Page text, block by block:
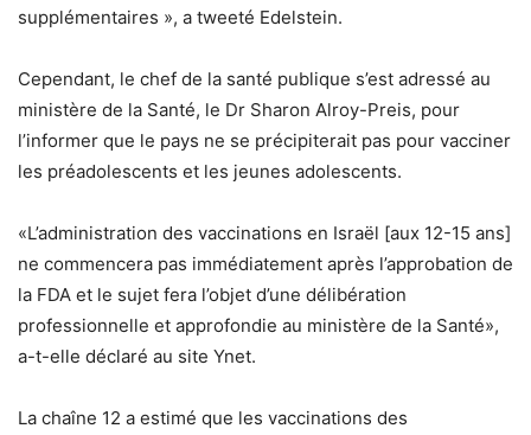
supplémentaires », a tweeté Edelstein.
Cependant, le chef de la santé publique s’est adressé au
ministère de la Santé, le Dr Sharon Alroy-Preis, pour
l’informer que le pays ne se précipiterait pas pour vacciner
les préadolescents et les jeunes adolescents.
«L’administration des vaccinations en Israël [aux 12-15 ans]
ne commencera pas immédiatement après l’approbation de
la FDA et le sujet fera l’objet d’une délibération
professionnelle et approfondie au ministère de la Santé»,
a-t-elle déclaré au site Ynet.
La chaîne 12 a estimé que les vaccinations des